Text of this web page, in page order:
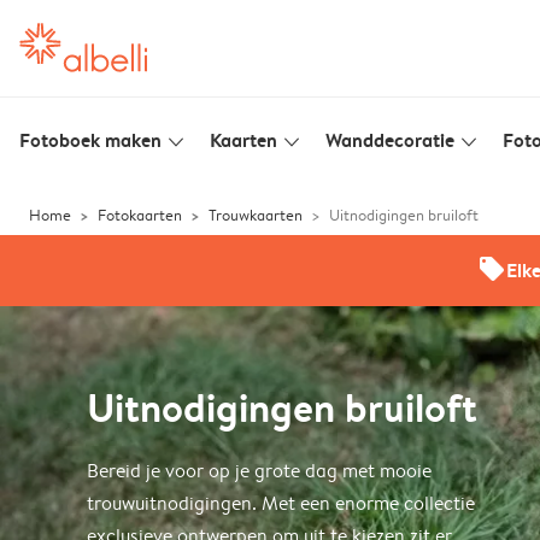
Fotoboek maken slim_arrow_down Kaarten slim_arrow_down Wanddecoratie slim_arrow_down
Home Fotokaarten Trouwkaarten Uitnodigingen bruiloft
offers
Uitnodigingen bruiloft
Bereid je voor op je grote dag met mooie
trouwuitnodigingen. Met een enorme collectie